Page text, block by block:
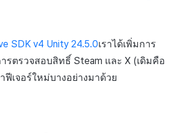
SDK v4 Unity 24.5.0เราได้เพิ่มการ
ตรวจสอบสิทธิ์ Steam และ X (เดิมคือ
ฟีเจอร์ใหม่บางอย่างมาด้วย